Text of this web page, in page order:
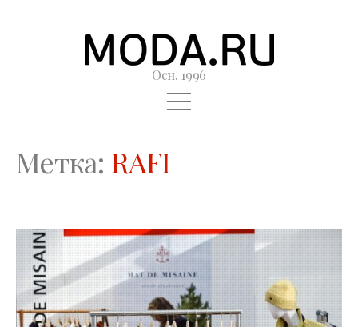
Осн. 1996
Метка: RAFI